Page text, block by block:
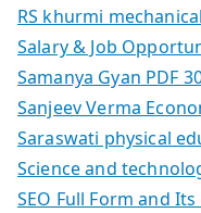
RS khurmi
Salary & Job
Samanya Gyan PDF
Sanjeev Verma
Saraswati physical
Science and
SEO Full Form and Its